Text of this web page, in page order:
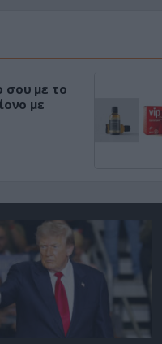
με το
με